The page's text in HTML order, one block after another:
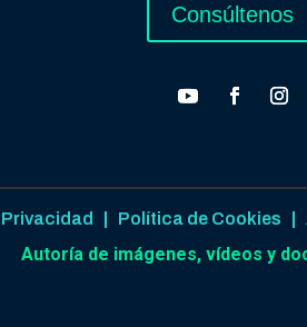
Consúltenos
Política de Cookies
Autoría de imágenes, vídeos y